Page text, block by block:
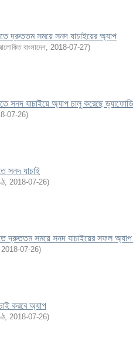
দ্রুততম সময়ে সনদ যাচাইয়ের অ্যাপ
বাংলাদেশ, 2018-07-27)
সনদ যাচাইয়ে অ্যাপ চালু করেছে
07-26)
সনদ যাচাই
, 2018-07-26)
দ্রুততম সময়ে সনদ যাচাইয়ের সফল
2018-07-26)
করবে অ্যাপ
, 2018-07-26)